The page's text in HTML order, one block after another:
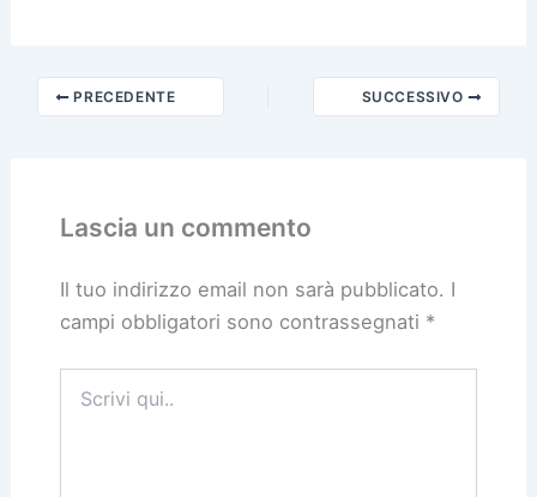
PRECEDENTE SUCCESSIVO
Lascia un commento
Il tuo indirizzo email non sarà pubblicato. I
campi obbligatori sono contrassegnati *
qui..